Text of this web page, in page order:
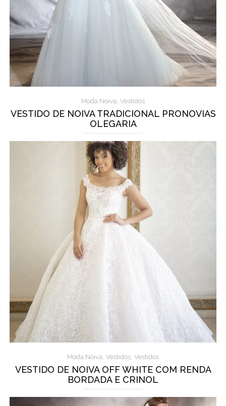
Moda Noiva, Vestidos
VESTIDO DE NOIVA TRADICIONAL PRONOVIAS
OLEGARIA
Moda Noiva, Vestidos, Vestidos
VESTIDO DE NOIVA OFF WHITE COM RENDA
BORDADA E CRINOL